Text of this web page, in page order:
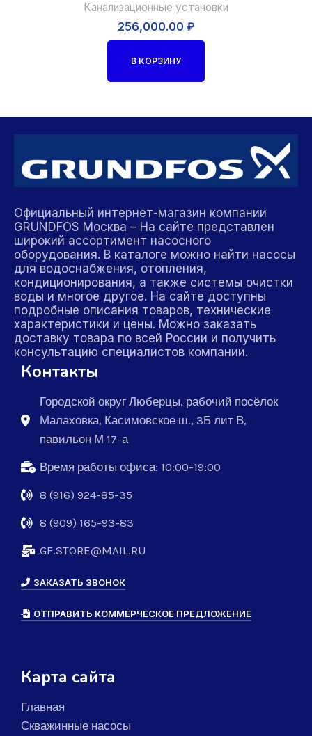
Канализационные установки
256,000.00 ₽
В КОРЗИНУ
Официальный интернет-магазин компании
GRUNDFOS Москва – На сайте представлен
широкий ассортимент насосного
оборудования. В каталоге можно найти насосы
для водоснабжения, отопления,
кондиционирования, а также системы очистки
воды и многое другое. На сайте доступны
подробные описания товаров, технические
характеристики и цены. Можно заказать
доставку товара по всей России и получить
консультацию специалистов компании.
Контакты
Городской округ Люберцы, рабочий посёлок
Малаховка, Касимовское ш., 3Б лит В,
павильон М 17-а
Время работы офиса: 10:00-19:00
8 (916) 924-85-35
8 (909) 165-93-83
GF.STORE@MAIL.RU
ЗАКАЗАТЬ ЗВОНОК
ОТПРАВИТЬ КОММЕРЧЕСКОЕ ПРЕДЛОЖЕНИЕ
Карта сайта
Главная
Скважинные насосы